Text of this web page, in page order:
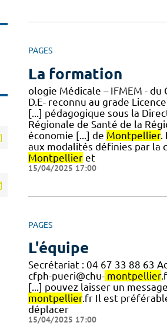
PAGES
La formation
ologie Médicale – IFMEM - du
D.E- reconnu au grade
[...] pédagogique sous la
Régionale de Santé de la
économie [...] de Montpellier.
aux modalités définies par la
Montpellieret
15/04/2025 17:00
PAGES
L'équipe
Secrétariat : 04 67 33 88 63
cfph-pueri@chu- montpellier
[...] pouvez laisser un
montpellier.fr Il est
déplacer
15/04/2025 17:00